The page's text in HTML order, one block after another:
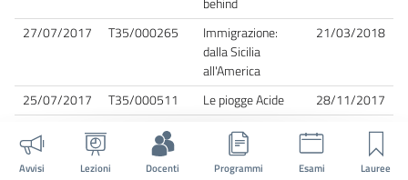
27/07/2017 T35/000265
Immigrazione:
dalla Sicilia
all'America
21/03/2018
25/07/2017 T35/000511 Le piogge Acide
28/11/2017
11/07/2017
Y38/000117
Produzione teche
RAI riguardo gli
anni '50 in Sicilia
27/11/2017
Avvisi Lezioni Docenti Programmi Esami Lauree